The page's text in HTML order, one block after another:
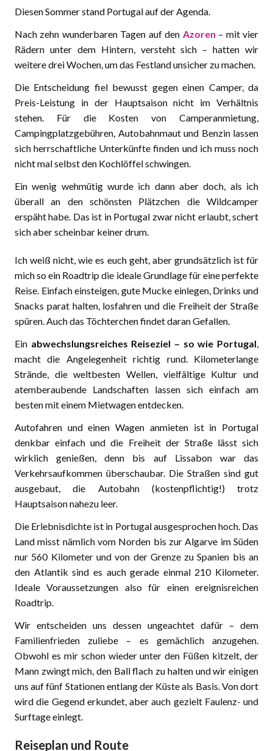
Diesen Sommer stand Portugal auf der Agenda.
Nach zehn wunderbaren Tagen auf den Azoren – mit vier
Rädern unter dem Hintern, versteht sich – hatten wir
weitere drei Wochen, um das Festland unsicher zu machen.
Die Entscheidung fiel bewusst gegen einen Camper, da
Preis-Leistung in der Hauptsaison nicht im Verhältnis
stehen. Für die Kosten von Camperanmietung,
Campingplatzgebühren, Autobahnmaut und Benzin lassen
sich herrschaftliche Unterkünfte finden und ich muss noch
nicht mal selbst den Kochlöffel schwingen.
Ein wenig wehmütig wurde ich dann aber doch, als ich
überall an den schönsten Plätzchen die Wildcamper
erspäht habe. Das ist in Portugal zwar nicht erlaubt, schert
sich aber scheinbar keiner drum.
Ich weiß nicht, wie es euch geht, aber grundsätzlich ist für
mich so ein Roadtrip die ideale Grundlage für eine perfekte
Reise. Einfach einsteigen, gute Mucke einlegen, Drinks und
Snacks parat halten, losfahren und die Freiheit der Straße
spüren. Auch das Töchterchen findet daran Gefallen.
Ein abwechslungsreiches Reiseziel – so wie Portugal,
macht die Angelegenheit richtig rund. Kilometerlange
Strände, die weltbesten Wellen, vielfältige Kultur und
atemberaubende Landschaften lassen sich einfach am
besten mit einem Mietwagen entdecken.
Autofahren und einen Wagen anmieten ist in Portugal
denkbar einfach und die Freiheit der Straße lässt sich
wirklich genießen, denn bis auf Lissabon war das
Verkehrsaufkommen überschaubar. Die Straßen sind gut
ausgebaut, die Autobahn (kostenpflichtig!) trotz
Hauptsaison nahezu leer.
Die Erlebnisdichte ist in Portugal ausgesprochen hoch. Das
Land misst nämlich vom Norden bis zur Algarve im Süden
nur 560 Kilometer und von der Grenze zu Spanien bis an
den Atlantik sind es auch gerade einmal 210 Kilometer.
Ideale Voraussetzungen also für einen ereignisreichen
Roadtrip.
Wir entscheiden uns dessen ungeachtet dafür – dem
Familienfrieden zuliebe – es gemächlich anzugehen.
Obwohl es mir schon wieder unter den Füßen kitzelt, der
Mann zwingt mich, den Ball flach zu halten und wir einigen
uns auf fünf Stationen entlang der Küste als Basis. Von dort
wird die Gegend erkundet, aber auch gezielt Faulenz- und
Surftage einlegt.
Reiseplan und Route